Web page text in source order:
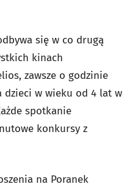
się w co drugą
kinach
zawsze o godzinie
dzieci w wieku od 4 lat w
spotkanie
konkursy z
na Poranek